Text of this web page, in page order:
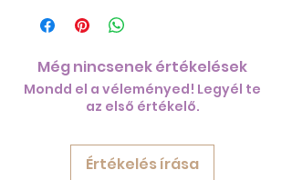
Még nincsenek értékelések
Mondd el a véleményed! Legyél te
az első értékelő.
Értékelés írása